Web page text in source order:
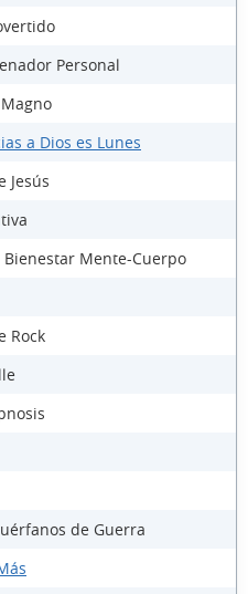
Personal
a Dios es Lunes
Jesús
Mente-Cuerpo
Rock
de Guerra